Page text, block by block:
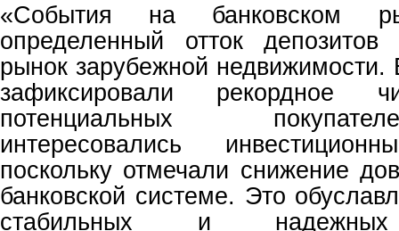
«События на банковском
определенный отток депозитов
рынок зарубежной
зафиксировали рекордное
потенциальных
интересовались
поскольку отмечали снижение
банковской системе. Это
стабильных и надежных